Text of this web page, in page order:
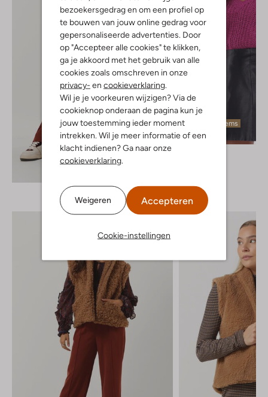
bezoekersgedrag en om een profiel op
te bouwen van jouw online gedrag voor
gepersonaliseerde advertenties. Door
op "Accepteer alle cookies" te klikken,
ga je akkoord met het gebruik van alle
cookies zoals omschreven in onze
privacy- en cookieverklaring
Wil je je voorkeuren wijzigen? Via de
cookieknop onderaan de pagina kun je
jouw toestemming ieder moment
intrekken. Wil je meer informatie of een
klacht indienen? Ga naar onze
cookieverklaring
Weigeren Accepteren
Cookie-instellingen
Laatste items